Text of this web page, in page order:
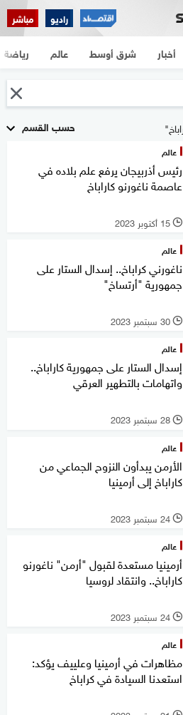
راديو مباشر
أخبار شرق أوسط عالم رياضة
حسب القسم
عالم
رئيس أذربيجان يرفع علم بلاده في
عاصمة ناغورنو كاراباخ
l 15 أكتوبر 2023
عالم
ناغورني كراباخ.. إسدال الستار على
جمهورية "أرتساخ"
l 30 سبتمبر 2023
عالم
إسدال الستار على جمهورية كاراباخ..
واتهامات بالتطهير العرقي
l 28 سبتمبر 2023
عالم
الأرمن يبدأون النزوح الجماعي من
كاراباخ إلى أرمينيا
l 24 سبتمبر 2023
عالم
أرمينيا مستعدة لقبول "أرمن" ناغورنو
كاراباخ.. وانتقاد لروسيا
l 24 سبتمبر 2023
عالم
مظاهرات في أرمينيا وعلييف يؤكد:
استعدنا السيادة في كراباخ